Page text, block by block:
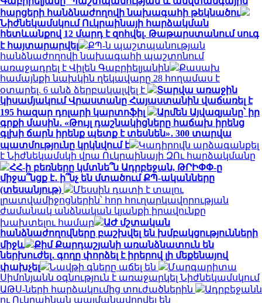
հարցերի հանձնաժողովի նախագահի թեկնածու
Նիժնեկամսկում Ուկրաինայի հարձակման
հետևանքով 12 մարդ է զոհվել. Թաթարստանում սուգ
է հայտարարվել
ՔՊ-ն պաշտպանության
հանձնաժողովի նախագահի պաշտոնում
առաջադրել է Վիլեն Գաբրիելյանին
Քասախ
համայնքի նախկին ղեկավարը 28 հողամաս է
օտարել. 6 անձ ձերբակալվել է
Տարվա առաջին
կիսամյակում Վրաստանը Հայաստանին վաճառել է
195 հազար դոլարի կարտոֆիլ
Արմեն Այվազյանը՝ իր
գրքի մասին․ «Թույլ դաշնակիցները հաճախ իրենց
գլխի ճարն իրենք պետք է տեսնեն»․ 300 տարվա
պատմությունը կրկնվում է
Կադիրովն արձագանքել
է Նիժնեկամսկի վրա Ուկրաինայի ԶՈւ հարձակմանը
ՀՀ-ի բեռները կմտնե՞ն Ադրբեջան, ԹՐԻՓՓ-ը
միջա՞նցք է․ ի՞նչ են մտածում ՔՊ-ականները
(տեսանյութ)
Մեսսին դատի է տալու
լրատվամիջոցներին՝ հոր հուղարկավորության
ժամանակ անձնական կյանքի իրավունքը
խախտելու համար
ԱԺ մշտական
հանձնաժողովները բաշխվել են խմբակցությունների
միջև
Քիմ Քարդաշյանի առանձնատուն են
ներխուժել․ գողը փորձել է իրերով լի մեքենայով
փախչել
Նավթի գները աճել են
Մարգարիտա
Սիմոնյանն օգնություն է առաջարկել Նիժնեկամսկում
ԱԹՍ-ների հարձակումից տուժածներին
Ադրբեջանն
ու Ուկրաինան պայմանավորվել են